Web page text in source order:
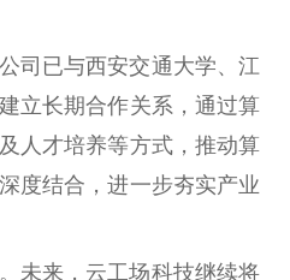
司已与西安交通大学、江
立长期合作关系，通过算
人才培养等方式，推动算
度结合，进一步夯实产业
未来，云工场科技继续将